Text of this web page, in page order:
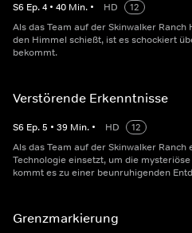
S6 Ep.4 • 40 Min. • HD
12
Als das Team auf der Skinwalker
den Himmel schießt, ist es schockiert
bekommt.
Verstörende Erkenntnisse
S6 Ep.5 • 39 Min. • HD
12
Als das Team auf der Skinwalker
Technologie einsetzt, um die
kommt es zu einer beunruhigenden
Grenzmarkierung